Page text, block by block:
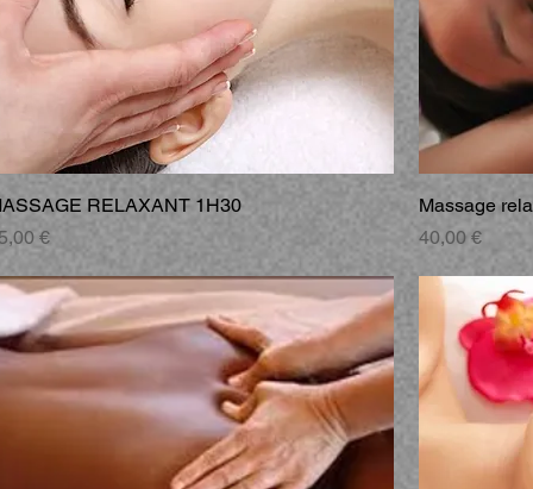
RELAXANT 1H30
€
Massage
Prix
40,00 €